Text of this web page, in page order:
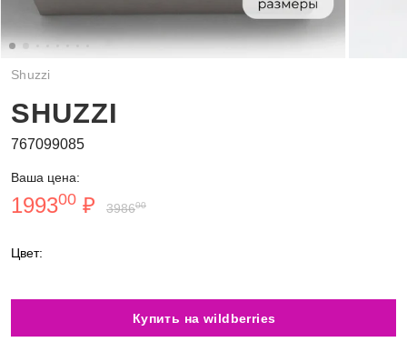
Shuzzi
SHUZZI
767099085
Ваша цена:
199300 ₽ 398600
Цвет:
Купить на wildberries